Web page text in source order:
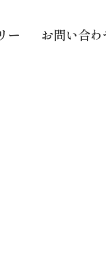
ー お問い合わ